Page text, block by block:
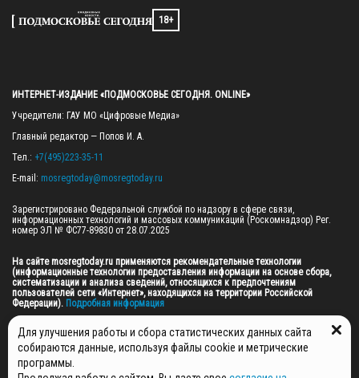
18+
ИНТЕРНЕТ-ИЗДАНИЕ «ПОДМОСКОВЬЕ СЕГОДНЯ. ONLINE»
Учредители: ГАУ МО «Цифровые Медиа»
Главный редактор — Попов И. А.
Тел.: +7(495)223-35-11
E-mail: mosregtoday@mosregtoday.ru
Зарегистрировано Федеральной службой по надзору в сфере связи,
информационных технологий и массовых коммуникаций (Роскомнадзор) Рег.
номер ЭЛ № ФС77-89830 от 28.07.2025
На сайте mosregtoday.ru применяются рекомендательные технологии
(информационные технологии предоставления информации на основе сбора,
систематизации и анализа сведений, относящихся к предпочтениям
пользователей сети «Интернет», находящихся на территории Российской
Федерации). Подробная информация
© 2026 ПРАВА НА ВСЕ МАТЕРИАЛЫ САЙТА ПРИНАДЛЕЖАТ ГАУ МО "ЦИФРОВЫЕ
МЕДИА" (ОГРН: 1255000059467).
Для улучшения работы и сбора статистических данных сайта
собираются данные, используя файлы cookie и метрические
программы.